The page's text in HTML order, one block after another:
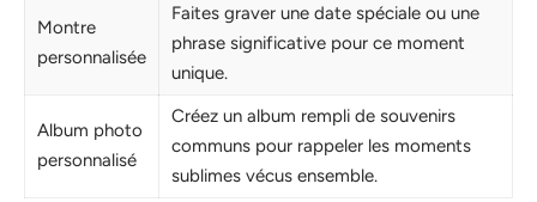
Montre
personnalisée
Faites graver une date spéciale ou une
phrase significative pour ce moment
unique.
Album photo
personnalisé
Créez un album rempli de souvenirs
communs pour rappeler les moments
sublimes vécus ensemble.